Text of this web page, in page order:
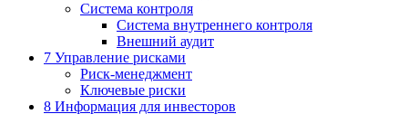
Система контроля
Система внутреннего контроля
Внешний аудит
7 Управление рисками
Риск-менеджмент
Ключевые риски
8 Информация для инвесторов